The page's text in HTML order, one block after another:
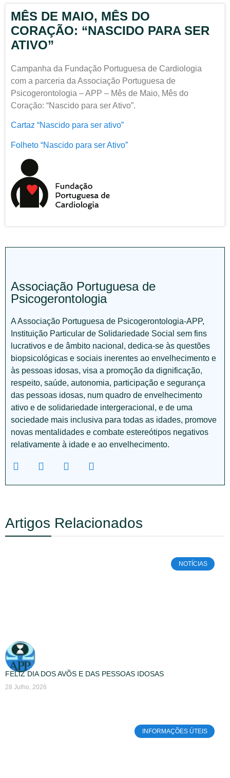
MÊS DE MAIO, MÊS DO
CORAÇÃO: “NASCIDO PARA SER
ATIVO”
Campanha da Fundação Portuguesa de Cardiologia
com a parceria da Associação Portuguesa de
Psicogerontologia – APP – Mês de Maio, Mês do
Coração: “Nascido para ser Ativo”.
Cartaz “Nascido para ser ativo”
Folheto “Nascido para ser Ativo”
Associação Portuguesa de
Psicogerontologia
A Associação Portuguesa de Psicogerontologia-APP,
Instituição Particular de Solidariedade Social sem fins
lucrativos e de âmbito nacional, dedica-se às questões
biopsicológicas e sociais inerentes ao envelhecimento e
às pessoas idosas, visa a promoção da dignificação,
respeito, saúde, autonomia, participação e segurança
das pessoas idosas, num quadro de envelhecimento
ativo e de solidariedade intergeracional, e de uma
sociedade mais inclusiva para todas as idades, promove
novas mentalidades e combate estereótipos negativos
relativamente à idade e ao envelhecimento.
Artigos Relacionados
NOTÍCIAS
FELIZ DIA DOS AVÕS E DAS PESSOAS IDOSAS
28 Julho, 2026
INFORMAÇÕES ÚTEIS